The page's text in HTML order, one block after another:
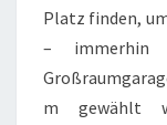
Platz finden,
– immerhin
m gewählt